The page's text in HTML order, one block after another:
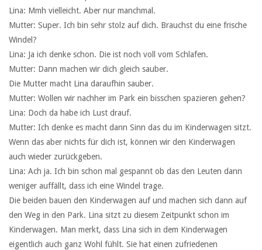
Lina: Mmh vielleicht. Aber nur manchmal.
Mutter: Super. Ich bin sehr stolz auf dich. Brauchst du eine frische
Windel?
Lina: Ja ich denke schon. Die ist noch voll vom Schlafen.
Mutter: Dann machen wir dich gleich sauber.
Die Mutter macht Lina daraufhin sauber.
Mutter: Wollen wir nachher im Park ein bisschen spazieren gehen?
Lina: Doch da habe ich Lust drauf.
Mutter: Ich denke es macht dann Sinn das du im Kinderwagen sitzt.
Wenn das aber nichts für dich ist, können wir den Kinderwagen
auch wieder zurückgeben.
Lina: Ach ja. Ich bin schon mal gespannt ob das den Leuten dann
weniger auffällt, dass ich eine Windel trage.
Die beiden bauen den Kinderwagen auf und machen sich dann auf
den Weg in den Park. Lina sitzt zu diesem Zeitpunkt schon im
Kinderwagen. Man merkt, dass Lina sich in dem Kinderwagen
eigentlich auch ganz Wohl fühlt. Sie hat einen zufriedenen